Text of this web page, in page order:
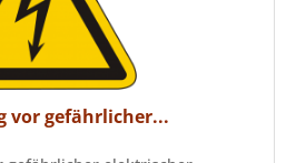
vor gefährlicher...